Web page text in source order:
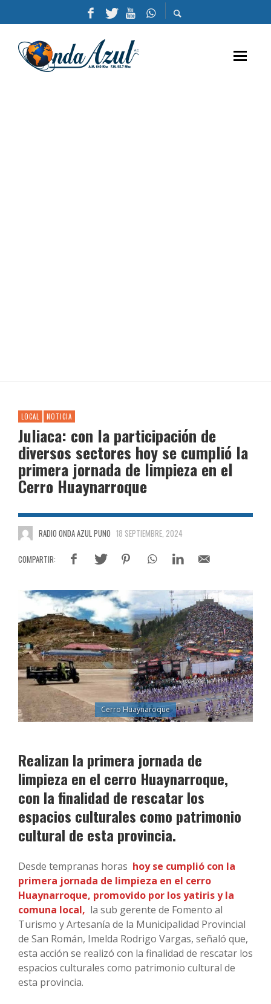
LOCAL NOTICIA
Juliaca: con la participación de
diversos sectores hoy se cumplió la
primera jornada de limpieza en el
Cerro Huaynarroque
RADIO ONDA AZUL PUNO 18 SEPTIEMBRE, 2024
Cerro Huaynaroque
Realizan la primera jornada de
limpieza en el cerro Huaynarroque,
con la finalidad de rescatar los
espacios culturales como patrimonio
cultural de esta provincia.
Desde tempranas horas hoy se cumplió con la
primera jornada de limpieza en el cerro
Huaynarroque, promovido por los yatiris y la
comuna local, la sub gerente de Fomento al
Turismo y Artesanía de la Municipalidad Provincial
de San Román, Imelda Rodrigo Vargas, señaló que,
esta acción se realizó con la finalidad de rescatar los
espacios culturales como patrimonio cultural de
esta provincia.